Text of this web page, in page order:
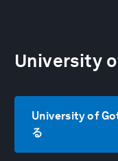
University
University of
る